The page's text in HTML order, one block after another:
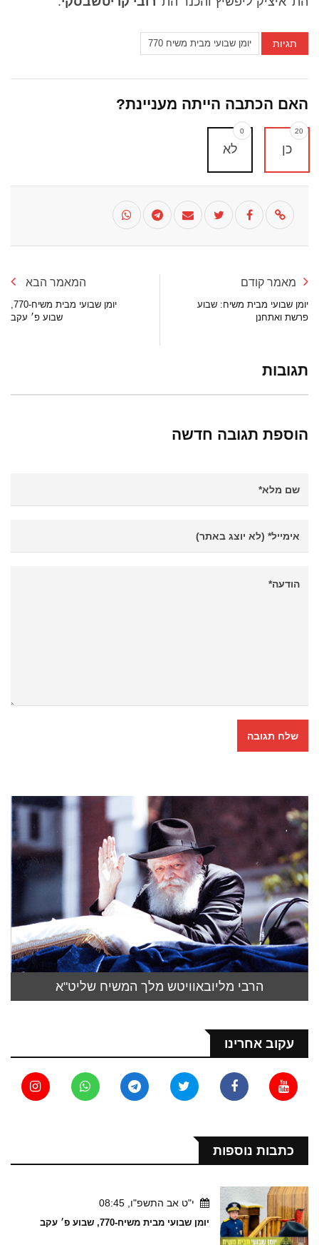
תגיות יומן שבועי מבית משיח 770
האם הכתבה הייתה מעניינת?
כן
20
לא
0
מאמר קודם
יומן שבועי מבית משיח: שבוע
פרשת ואתחנן
המאמר הבא
יומן שבועי מבית משיח-770,
שבוע פ׳ עקב
תגובות
הוספת תגובה חדשה
הרבי מליובאוויטש מלך המשיח שליט"א
עקוב אחרינו
כתבות נוספות
י"ט אב התשפ"ו, 08:45
יומן שבועי מבית משיח-770, שבוע פ׳ עקב